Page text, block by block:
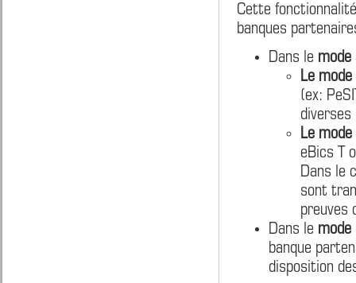
Cette
banques
Dans le mode
Le
(ex:
diverses
Le
eBics T
Dans le
sont
preuves
Dans le
banque
disposition